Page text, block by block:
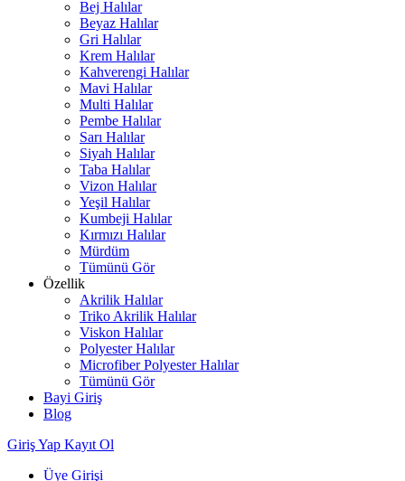
Bej Halılar
Beyaz Halılar
Gri Halılar
Krem Halılar
Kahverengi Halılar
Mavi Halılar
Multi Halılar
Pembe Halılar
Sarı Halılar
Siyah Halılar
Taba Halılar
Vizon Halılar
Yeşil Halılar
Kumbeji Halılar
Kırmızı Halılar
Mürdüm
Tümünü Gör
Özellik
Akrilik Halılar
Triko Akrilik Halılar
Viskon Halılar
Polyester Halılar
Microfiber Polyester Halılar
Tümünü Gör
Bayi Giriş
Blog
Giriş Yap Kayıt Ol
Üye Girişi